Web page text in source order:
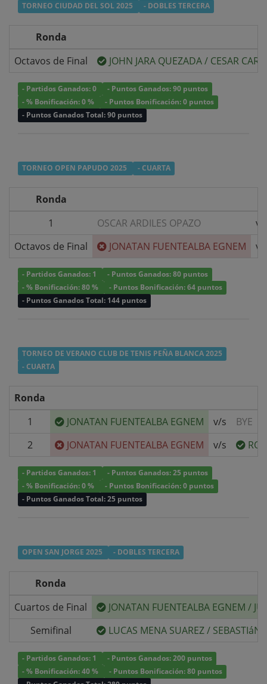
TORNEO CIUDAD DEL SOL 2025 - DOBLES TERCERA
Ronda
Octavos de Final
JOHN JARA QUEZADA/ CESAR
- Partidos Ganados: 0
- Puntos Ganados: 90 puntos
- % Bonificación: 0 %
- Puntos Bonificación: 0 puntos
- Puntos Ganados Total: 90 puntos
TORNEO OPEN PAPUDO 2025 - CUARTA
Ronda
1
OSCAR ARDILES OPAZO
v/
Octavos de Final
JONATAN FUENTEALBA EGNEM v/
- Partidos Ganados: 1
- Puntos Ganados: 80 puntos
- % Bonificación: 80 %
- Puntos Bonificación: 64 puntos
- Puntos Ganados Total: 144 puntos
TORNEO DE VERANO CLUB DE TENIS PEÑA BLANCA 2025
- CUARTA
Ronda
1
JONATAN FUENTEALBA EGNEM v/s
BYE
2
JONATAN FUENTEALBA EGNEM v/s
- Partidos Ganados: 1
- Puntos Ganados: 25 puntos
- % Bonificación: 0 %
- Puntos Bonificación: 0 puntos
- Puntos Ganados Total: 25 puntos
OPEN SAN JORGE 2025 - DOBLES TERCERA
Ronda
Cuartos de Final
JONATAN FUENTEALBA EGNEM /
Semifinal
LUCAS MENA SUAREZ/ SEBASTIáN
- Partidos Ganados: 1
- Puntos Ganados: 200 puntos
- % Bonificación: 40 %
- Puntos Bonificación: 80 puntos